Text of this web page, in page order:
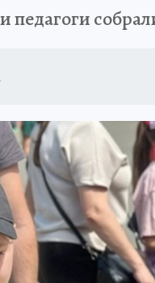
педагоги